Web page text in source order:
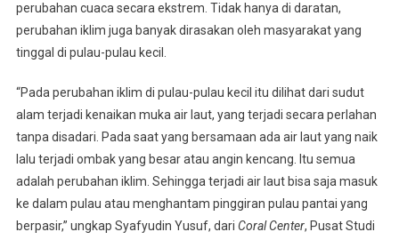
Di
Kepulauan
Perubahan
Iklim
perubahan cuaca secara ekstrem. Tidak hanya di daratan,
perubahan iklim juga banyak dirasakan oleh masyarakat yang
tinggal di pulau-pulau kecil.
“Pada perubahan iklim di pulau-pulau kecil itu dilihat dari sudut
alam terjadi kenaikan muka air laut, yang terjadi secara perlahan
tanpa disadari. Pada saat yang bersamaan ada air laut yang naik
lalu terjadi ombak yang besar atau angin kencang. Itu semua
adalah perubahan iklim. Sehingga terjadi air laut bisa saja masuk
ke dalam pulau atau menghantam pinggiran pulau pantai yang
berpasir,” ungkap Syafyudin Yusuf, dari CoralCenter, Pusat Studi